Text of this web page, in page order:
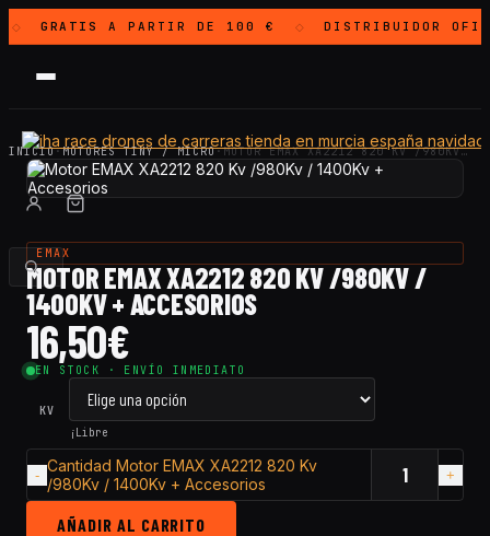
◇ GRATISA PARTIR DE 100 € ◇ DISTRIBUIDOR
INICIO·MOTORES TINY / MICRO·MOTOR EMAX XA2212 820 KV /980KV…
EMAX
MOTOR EMAX XA2212 820 KV /980KV /
1400KV + ACCESORIOS
16,50€
EN STOCK · ENVÍO INMEDIATO
KV
¡Libre
Cantidad Motor EMAX XA2212 820 Kv
/980Kv / 1400Kv + Accesorios
AÑADIR AL CARRITO